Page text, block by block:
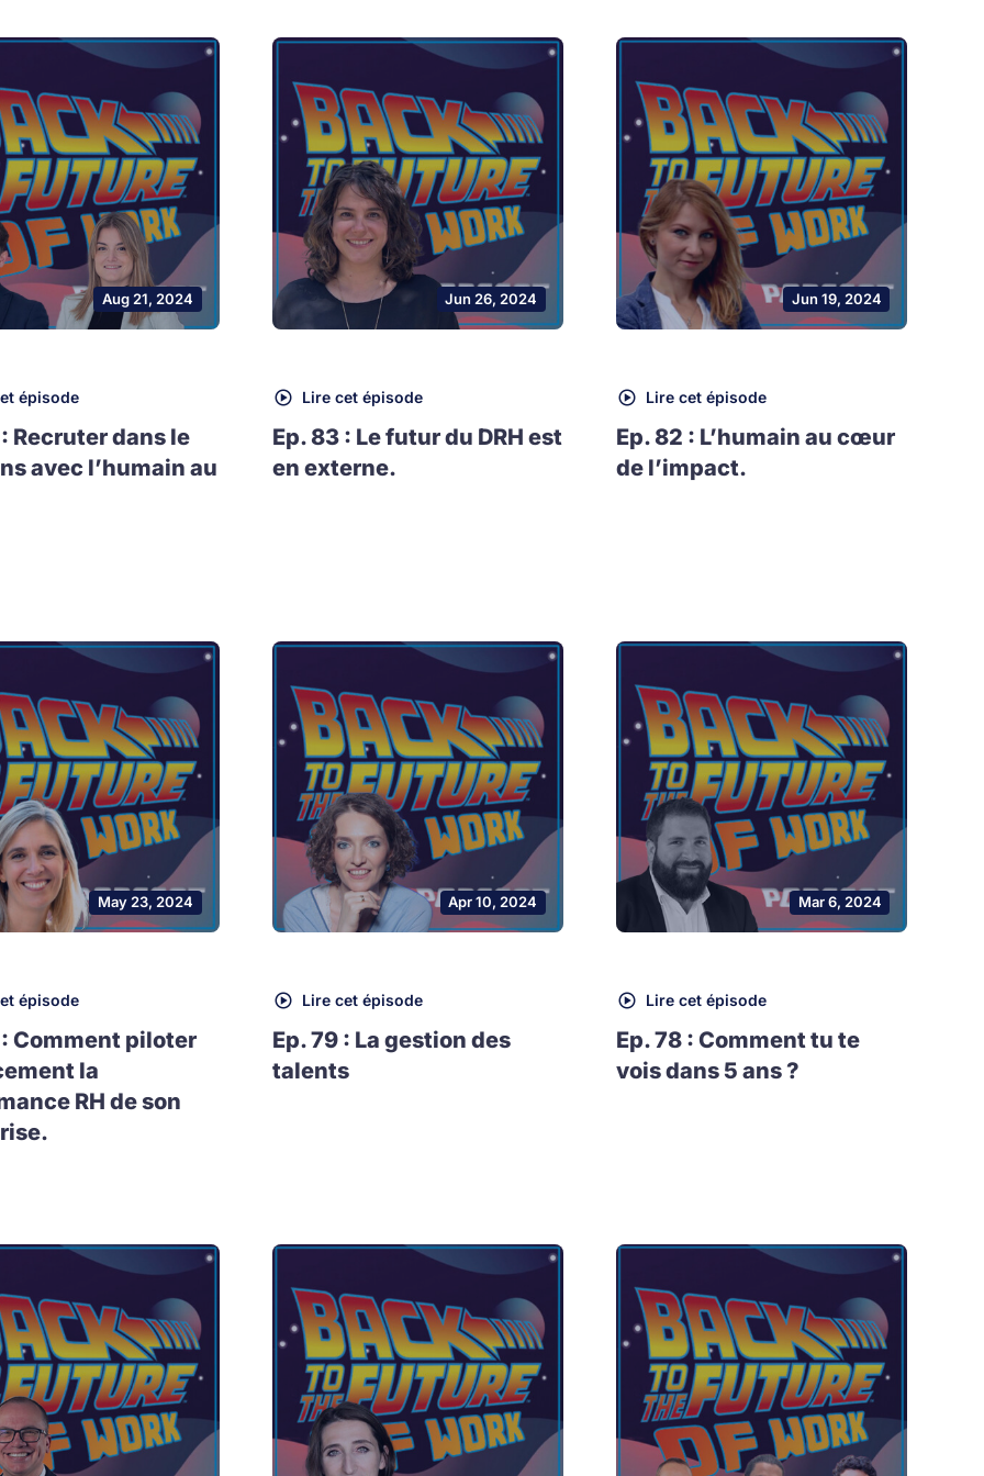
Aug 21, 2024
épisode
Recruter dans le
avec l’humain au
Jun 26, 2024
Lire cet épisode
Ep. 83 : Le futur du DRH est
en externe.
Jun 19, 2024
Lire cet épisode
Ep. 82 : L’humain au cœur
de l’impact.
May 23, 2024
épisode
Comment piloter
la
RH de son
Apr 10, 2024
Lire cet épisode
Ep. 79 : La gestion des
talents
Mar 6, 2024
Lire cet épisode
Ep. 78 : Comment tu te
vois dans 5 ans ?